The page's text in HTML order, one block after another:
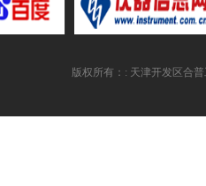
版权所有：: 天津开发区合